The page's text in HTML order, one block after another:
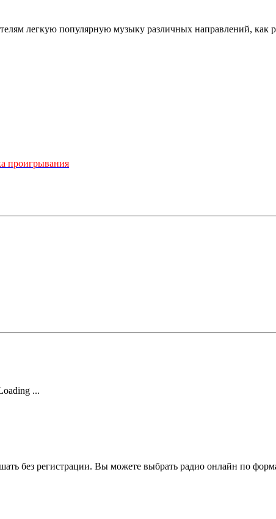
легкую популярную музыку различных направлений, как
проигрывания
...
без регистрации. Вы можете выбрать радио онлайн по